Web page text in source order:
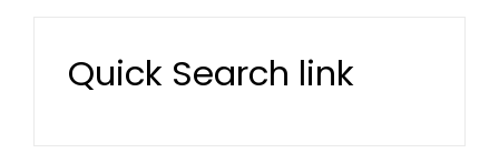
Quick Search link